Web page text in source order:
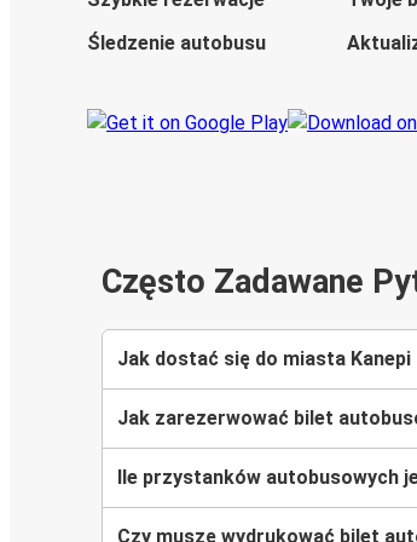
Śledzenie autobusu
Często Zadawane
Jak dostać się do miasta Kanepi
Jak zarezerwować bilet
Ile przystanków autobusowych
Czy muszę wydrukować bilet